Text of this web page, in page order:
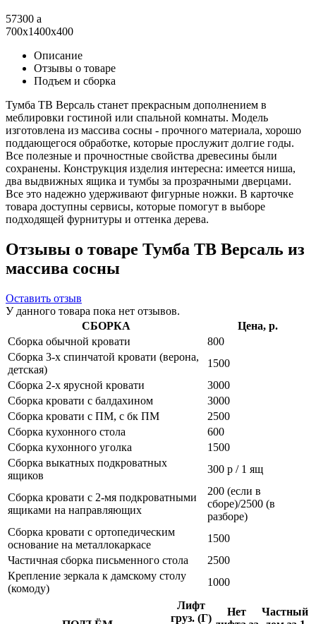
57300 a
700x1400x400
Описание
Отзывы о товаре
Подъем и сборка
Тумба ТВ Версаль станет прекрасным дополнением в
меблировки гостиной или спальной комнаты. Модель
изготовлена из массива сосны - прочного материала, хорошо
поддающегося обработке, которые прослужит долгие годы.
Все полезные и прочностные свойства древесины были
сохранены. Конструкция изделия интересна: имеется ниша,
два выдвижных ящика и тумбы за прозрачными дверцами.
Все это надежно удерживают фигурные ножки. В карточке
товара доступны сервисы, которые помогут в выборе
подходящей фурнитуры и оттенка дерева.
Отзывы о товаре Тумба ТВ Версаль из
массива сосны
Оставить отзыв
У данного товара пока нет отзывов.
СБОРКА
Цена, р.
Сборка обычной кровати
800
Сборка 3-х спинчатой кровати (верона,
детская)
1500
Сборка 2-х ярусной кровати
3000
Сборка кровати с балдахином
3000
Сборка кровати с ПМ, с бк ПМ
2500
Сборка кухонного стола
600
Сборка кухонного уголка
1500
Сборка выкатных подкроватных
ящиков
300 р / 1 ящ
Сборка кровати с 2-мя подкроватными
ящиками на направляющих
200 (если в
сборе)/2500 (в
разборе)
Сборка кровати с ортопедическим
основание на металлокаркасе
1500
Частичная сборка письменного стола
2500
Крепление зеркала к дамскому столу
(комоду)
1000
Лифт
груз. (Г)
Нет
Частный